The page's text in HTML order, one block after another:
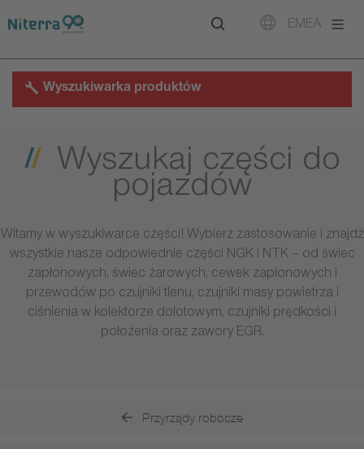
to
to
to
EMEA
Wyszukiwarka produktów
Wyszukaj części do
pojazdów
Witamy w wyszukiwarce części! Wybierz zastosowanie i znajdź
wszystkie nasze odpowiednie części NGK i NTK – od świec
zapłonowych, świec żarowych, cewek zapłonowych i
przewodów po czujniki tlenu, czujniki masy powietrza i
ciśnienia w kolektorze dolotowym, czujniki prędkości i
położenia oraz zawory EGR.
Przyrządy robocze